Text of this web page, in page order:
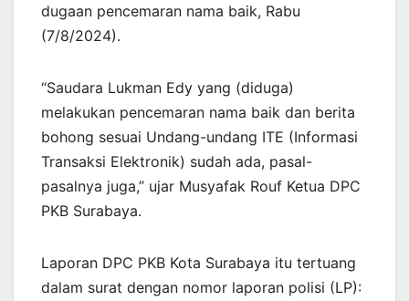
dugaan pencemaran nama baik, Rabu
(7/8/2024).
“Saudara Lukman Edy yang (diduga)
melakukan pencemaran nama baik dan berita
bohong sesuai Undang-undang ITE (Informasi
Transaksi Elektronik) sudah ada, pasal-
pasalnya juga,” ujar Musyafak Rouf Ketua DPC
PKB Surabaya.
Laporan DPC PKB Kota Surabaya itu tertuang
dalam surat dengan nomor laporan polisi (LP):